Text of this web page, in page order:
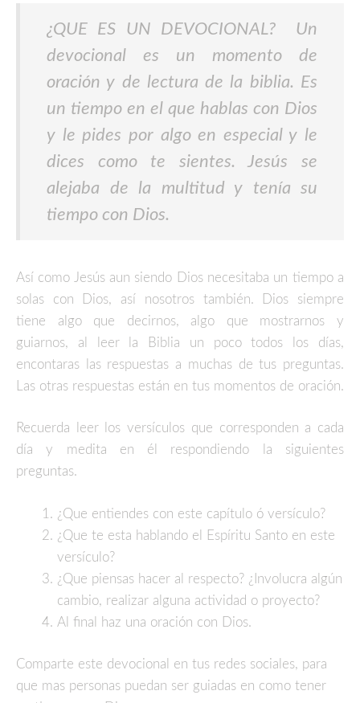
¿QUE ES UN DEVOCIONAL? Un
devocional es un momento de
oración y de lectura de la biblia. Es
un tiempo en el que hablas con Dios
y le pides por algo en especial y le
dices como te sientes. Jesús se
alejaba de la multitud y tenía su
tiempo con Dios.
Así como Jesús aun siendo Dios necesitaba un tiempo a
solas con Dios, así nosotros también. Dios siempre
tiene algo que decirnos, algo que mostrarnos y
guiarnos, al leer la Biblia un poco todos los días,
encontaras las respuestas a muchas de tus preguntas.
Las otras respuestas están en tus momentos de oración.
Recuerda leer los versículos que corresponden a cada
día y medita en él respondiendo la siguientes
preguntas.
¿Que entiendes con este capítulo ó versículo?
¿Que te esta hablando el Espíritu Santo en este
versículo?
¿Que piensas hacer al respecto? ¿Involucra algún
cambio, realizar alguna actividad o proyecto?
Al final haz una oración con Dios.
Comparte este devocional en tus redes sociales, para
que mas personas puedan ser guiadas en como tener